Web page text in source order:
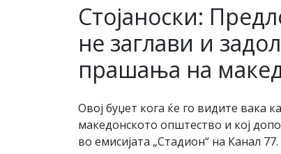
Стојаноски:
не заглави и
прашања на
Овој буџет кога ќе го видите вака
македонското општество и кој
во емисијата „Стадион“ на Канал 77.